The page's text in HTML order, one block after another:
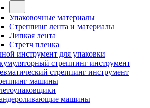
Упаковочные материалы
Стреппинг лента и материалы
Липкая лента
Стретч пленка
инструмент для упаковки
стреппинг инструмент
стреппинг инструмент
машины
машины